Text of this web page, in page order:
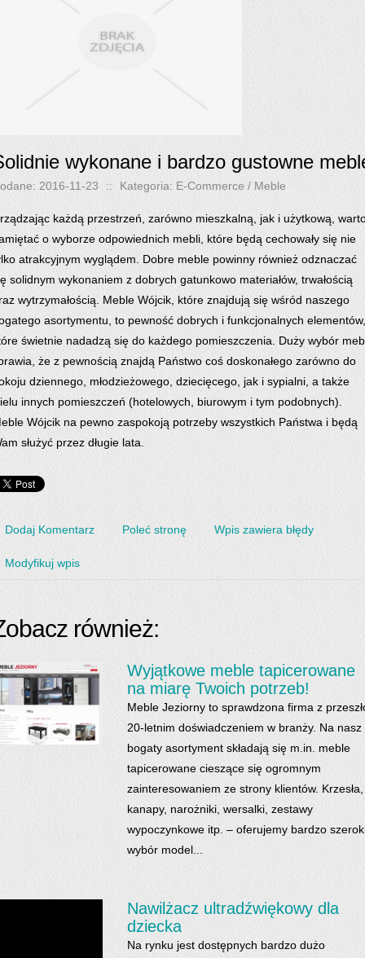
wykonane i bardzo gustowne
2016-11-23 :: Kategoria: E-Commerce / Meble
każdą przestrzeń, zarówno mieszkalną, jak i użytkową,
o wyborze odpowiednich mebli, które będą cechowały się nie
atrakcyjnym wyglądem. Dobre meble powinny również odznaczać
solidnym wykonaniem z dobrych gatunkowo materiałów, trwałością
wytrzymałością. Meble Wójcik, które znajdują się wśród naszego
asortymentu, to pewność dobrych i funkcjonalnych elementów,
świetnie nadadzą się do każdego pomieszczenia. Duży wybór
że z pewnością znajdą Państwo coś doskonałego zarówno do
dziennego, młodzieżowego, dziecięcego, jak i sypialni, a także
innych pomieszczeń (hotelowych, biurowym i tym podobnych).
Wójcik na pewno zaspokoją potrzeby wszystkich Państwa i będą
służyć przez długie lata.
Dodaj Komentarz Poleć stronę Wpis zawiera błędy
Modyfikuj wpis
również:
Wyjątkowe meble tapicerowane
na miarę Twoich potrzeb!
Meble Jeziorny to sprawdzona firma z
20-letnim doświadczeniem w branży. Na nasz
bogaty asortyment składają się m.in. meble
tapicerowane cieszące się ogromnym
zainteresowaniem ze strony klientów. Krzesła,
kanapy, narożniki, wersalki, zestawy
wypoczynkowe itp. – oferujemy bardzo
wybór model...
Nawilżacz ultradźwiękowy dla
dziecka
Na rynku jest dostępnych bardzo dużo